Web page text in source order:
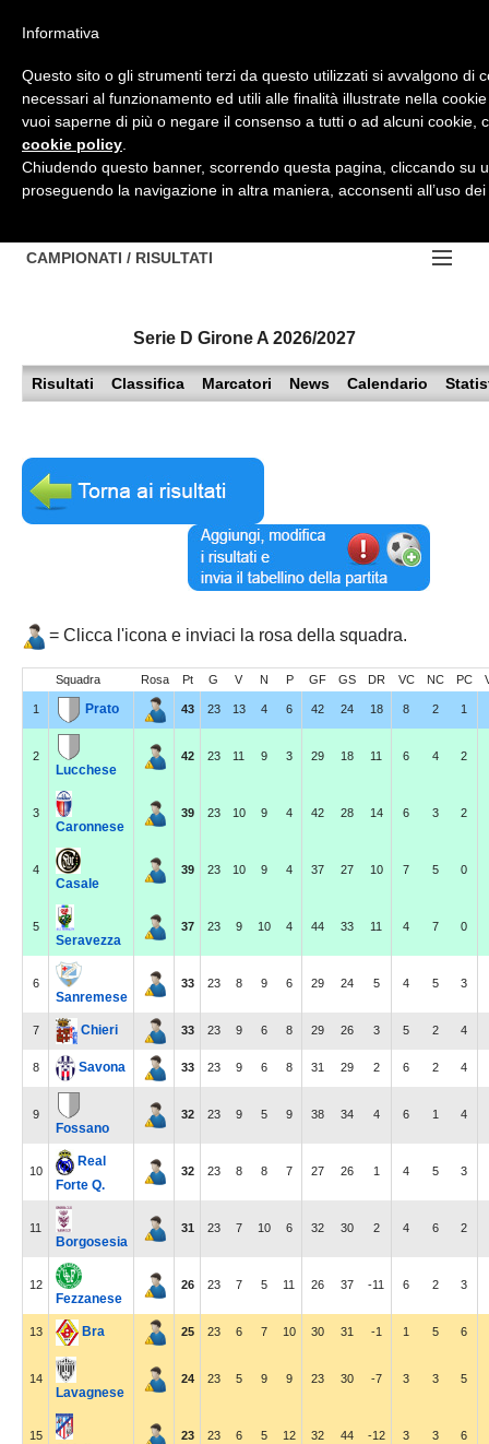
Top Menu
HOME
Accedi / Registrati
EDIZIONE:
IMPERIA
SAVONA
CAMPIONATI / RISULTATI
REGIONALI
Serie D Girone A 2026/2027
Risultati Classifica Marcatori News Calendario
= Clicca l'icona e inviaci la rosa della squadra.
Squadra Rosa Pt G V N P GF GS DR VC NC PC
1 Prato 43 23 13 4 6 42 24 18 8 2 1
2
Lucchese
42 23 11 9 3 29 18 11 6 4 2
3
Caronnese
39 23 10 9 4 42 28 14 6 3 2
4
Casale
39 23 10 9 4 37 27 10 7 5 0
5
Seravezza
37 23 9 10 4 44 33 11 4 7 0
6
Sanremese
33 23 8 9 6 29 24 5 4 5 3
7 Chieri 33 23 9 6 8 29 26 3 5 2 4
8 Savona 33 23 9 6 8 31 29 2 6 2 4
9
Fossano
32 23 9 5 9 38 34 4 6 1 4
10
Real
Forte Q.
32 23 8 8 7 27 26 1 4 5 3
11
Borgosesia
31 23 7 10 6 32 30 2 4 6 2
12
Fezzanese
26 23 7 5 11 26 37 -11 6 2 3
13 Bra 25 23 6 7 10 30 31 -1 1 5 6
14
Lavagnese
24 23 5 9 9 23 30 -7 3 3 5
15 23 23 6 5 12 32 44 -12 3 3 6
Informativa
Questo sito o gli strumenti terzi da questo utilizzati si avvalgono di
necessari al funzionamento ed utili alle finalità illustrate nella
vuoi saperne di più o negare il consenso a tutti o ad alcuni cookie,
cookie policy
Chiudendo questo banner, scorrendo questa pagina, cliccando su
proseguendo la navigazione in altra maniera, acconsenti all’uso